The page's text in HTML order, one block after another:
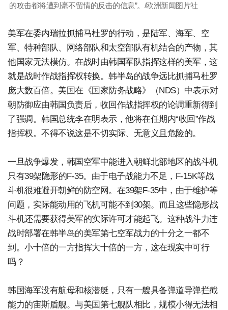
的攻击都将遭到毫不留情的反击的信息”。/欧洲新闻图片社
美军在委内瑞拉抓捕马杜罗的行动，是陆军、海军、空
军、特种部队、网络部队和太空部队有机结合的产物，其
他国家无法模仿。在战时由韩国军队指挥这样的美军，这
就是战时作战指挥权转换。韩半岛的战争远比抓捕马杜罗
庞大数百倍。美国在《国家防务战略》（NDS）中表示对
朝防御应由韩国负责后，收回作战指挥权的论调重新得到
了强调。韩国总统李在明表示，他将在任期内“收回”作战
指挥权。不得不说这是不切实际、无意义且危险的。
一旦战争爆发，韩国空军中能进入朝鲜北部地区的战斗机
只有39架隐形的F-35。由于电子战能力不足，F-15K等战
斗机很难避开朝鲜的防空网。在39架F-35中，由于维护等
问题，实际能动用的飞机可能不到30架。而且这些隐形战
斗机还需要获得美军的实际许可才能起飞。这种战斗力连
战时部署在韩半岛的美军第七空军战力的十分之一都不
到。小十倍的一方指挥大十倍的一方，这在现实中可行
吗？
韩国海军没有航母和核潜艇，只有一艘具备弹道导弹拦截
能力的宙斯盾舰。与美国第七舰队相比，规模小得无法相